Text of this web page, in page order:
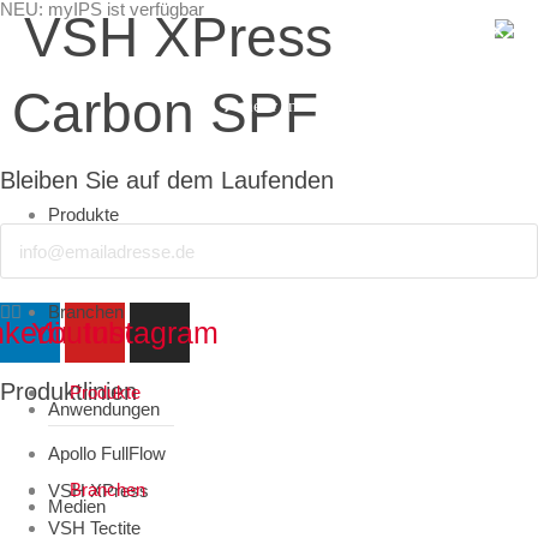
NEU: myIPS ist verfügbar
mehr Infos
schließen
Produkte
Branchen
Anwendungen
Medien
Produkte
Branchen
VSH XPress
Carbon SPF
Bleiben Sie auf dem Laufenden
YoutubeInstagram
Produktlinien
Apollo FullFlow
VSH XPress
VSH Tectite